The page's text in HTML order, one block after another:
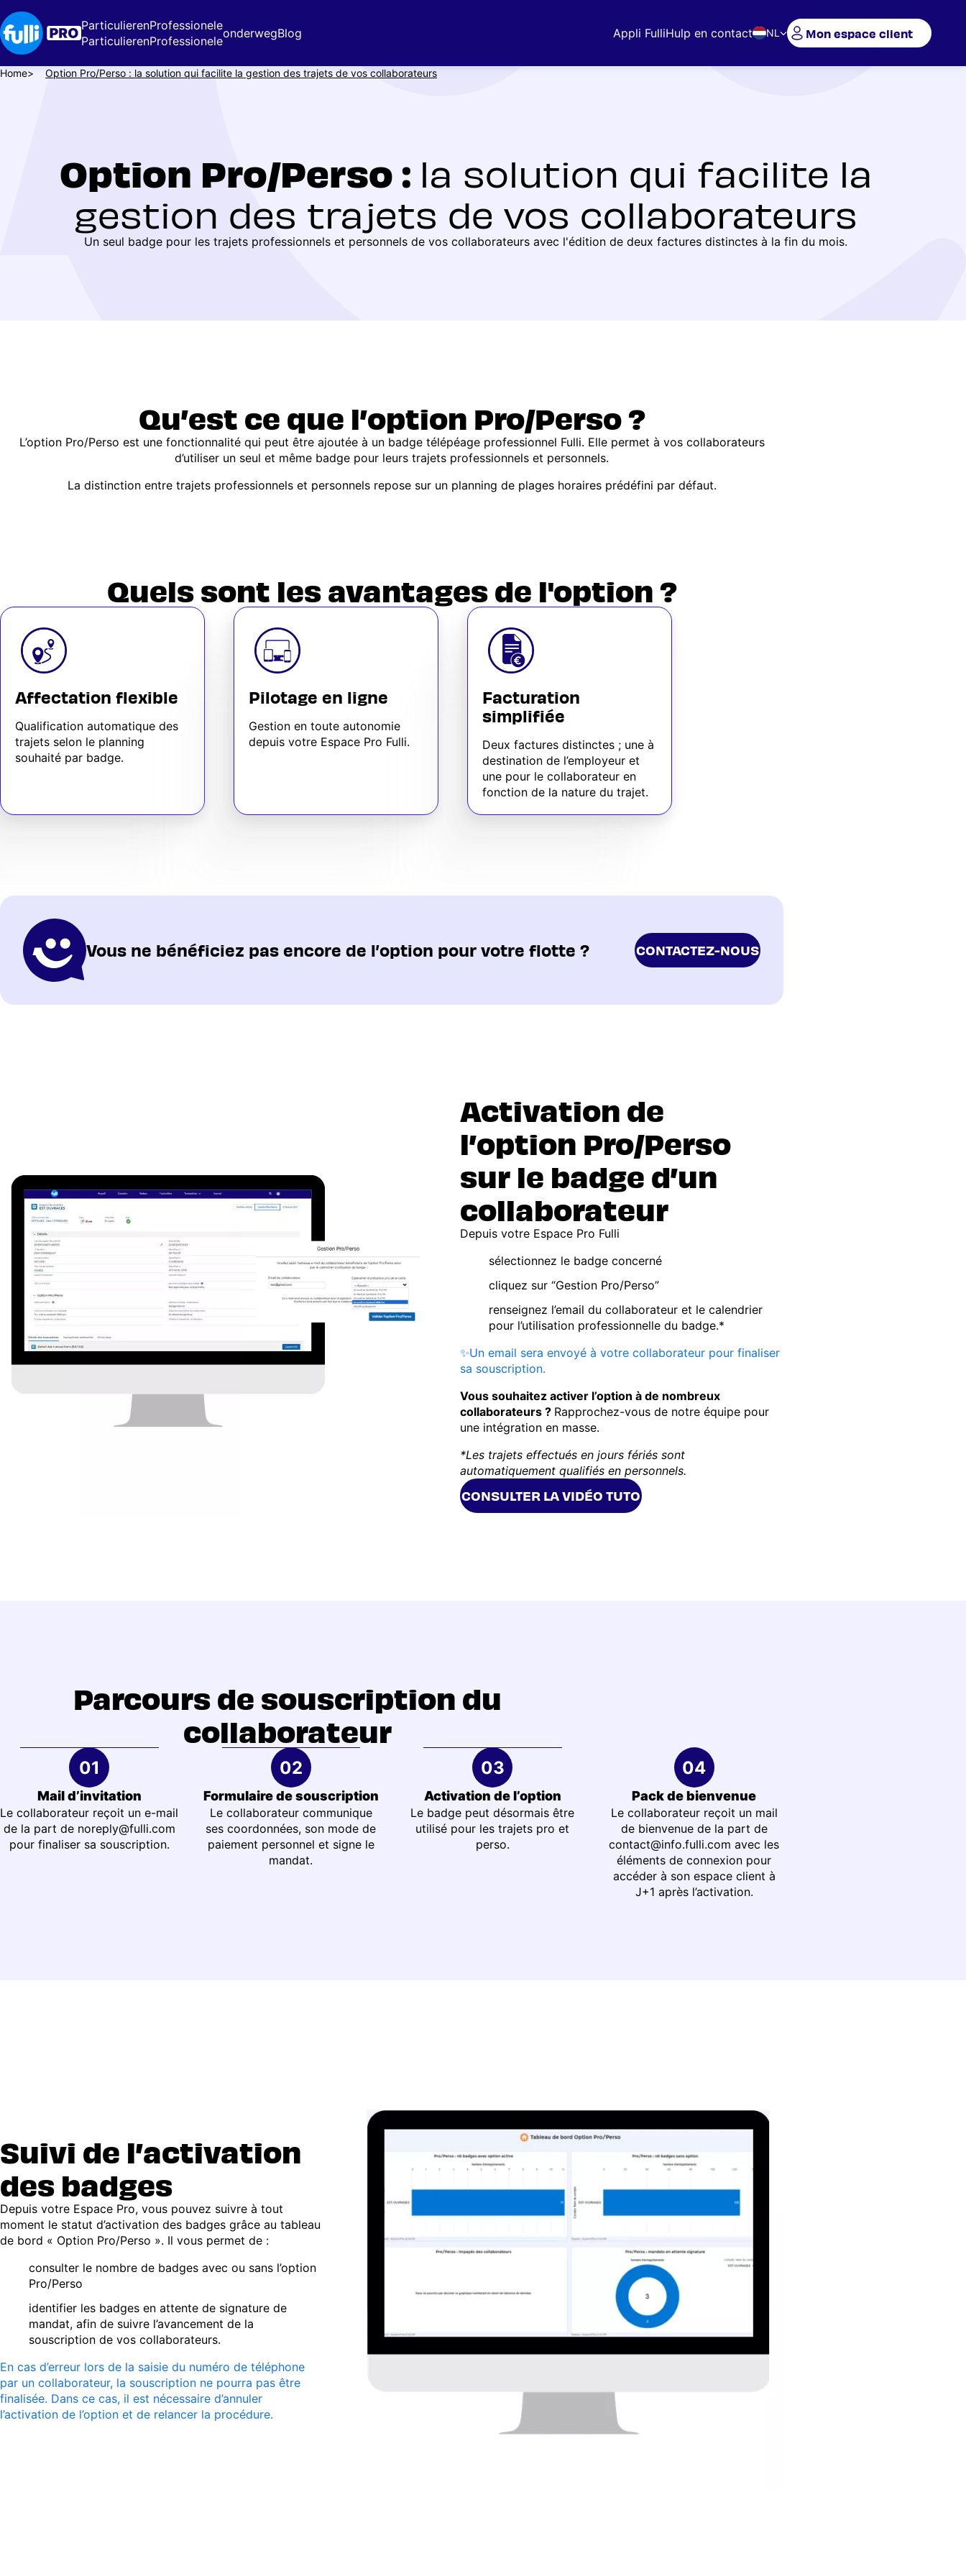
Overslaan
en
naar
de
inhoud
Particulieren
Particulieren
Professionele
Professionele
onderwegBlog Appli FulliHulp en contact NL Mon espace client
Kruimelpad
Home Option Pro/Perso : la solution qui facilite la gestion des trajets de vos collaborateurs
Option Pro/Perso : la solution qui facilite la
gestion des trajets de vos collaborateurs
Un seul badge pour les trajets professionnels et personnels de vos collaborateurs avec l'édition de deux factures distinctes à la fin du mois.
Qu’est ce que l’option Pro/Perso ?
L’option Pro/Perso est une fonctionnalité qui peut être ajoutée à un badge télépéage professionnel Fulli. Elle permet à vos collaborateurs
d’utiliser un seul et même badge pour leurs trajets professionnels et personnels.
La distinction entre trajets professionnels et personnels repose sur un planning de plages horaires prédéfini par défaut.
Quels sont les avantages de l'option ?
Affectation flexible
Qualification automatique des
trajets selon le planning
souhaité par badge.
Pilotage en ligne
Gestion en toute autonomie
depuis votre Espace Pro Fulli.
Facturation
simplifiée
Deux factures distinctes ; une à
destination de l’employeur et
une pour le collaborateur en
fonction de la nature du trajet.
Vous ne bénéficiez pas encore de l’option pour votre flotte ? CONTACTEZ-NOUS
Activation de
l’option Pro/Perso
sur le badge d’un
collaborateur
Depuis votre Espace Pro Fulli
sélectionnez le badge concerné
cliquez sur “Gestion Pro/Perso”
renseignez l’email du collaborateur et le calendrier
pour l’utilisation professionnelle du badge.*
✨Un email sera envoyé à votre collaborateur pour finaliser
sa souscription.
Vous souhaitez activer l’option à de nombreux
collaborateurs ? Rapprochez-vous de notre équipe pour
une intégration en masse.
*Les trajets effectués en jours fériés sont
automatiquement qualifiés en personnels.
CONSULTER LA VIDÉO TUTO
Parcours de souscription du
collaborateur
Mail d’invitation
Le collaborateur reçoit un e-mail
de la part de noreply@fulli.com
pour finaliser sa souscription.
Formulaire de souscription
Le collaborateur communique
ses coordonnées, son mode de
paiement personnel et signe le
mandat.
Activation de l’option
Le badge peut désormais être
utilisé pour les trajets pro et
perso.
Pack de bienvenue
Le collaborateur reçoit un mail
de bienvenue de la part de
contact@info.fulli.com avec les
éléments de connexion pour
accéder à son espace client à
J+1 après l’activation.
Suivi de l’activation
des badges
Depuis votre Espace Pro, vous pouvez suivre à tout
moment le statut d’activation des badges grâce au tableau
de bord « Option Pro/Perso ». Il vous permet de :
consulter le nombre de badges avec ou sans l’option
Pro/Perso
identifier les badges en attente de signature de
mandat, afin de suivre l’avancement de la
souscription de vos collaborateurs.
En cas d’erreur lors de la saisie du numéro de téléphone
par un collaborateur, la souscription ne pourra pas être
finalisée. Dans ce cas, il est nécessaire d’annuler
l’activation de l’option et de relancer la procédure.